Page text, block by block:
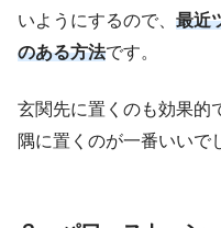
いようにするので、 最近
のある方法です。
玄関先に置くのも効果的
隅に置くのが一番いいで